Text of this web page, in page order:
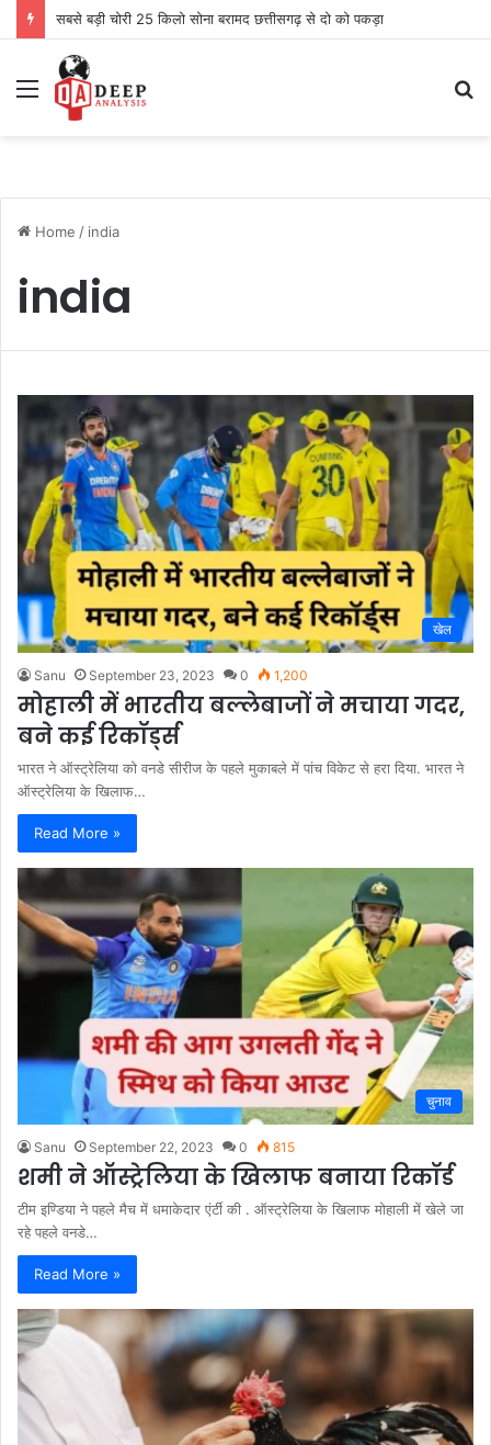
सबसे बड़ी चोरी 25 किलो सोना बरामद छत्तीसगढ़ से दो को पकड़ा
Menu
Home / india
india
खेल
Sanu September 23, 2023 0 1,200
मोहाली में भारतीय बल्लेबाजों ने मचाया गदर,
बने कई रिकॉर्ड्स
भारत ने ऑस्ट्रेलिया को वनडे सीरीज के पहले मुकाबले में पांच विकेट से हरा दिया. भारत ने
ऑस्ट्रेलिया के खिलाफ…
Read More »
चुनाव
Sanu September 22, 2023 0 815
शमी ने ऑस्ट्रेलिया के खिलाफ बनाया रिकॉर्ड
टीम इण्डिया ने पहले मैच में धमाकेदार एंर्टी की . ऑस्ट्रेलिया के खिलाफ मोहाली में खेले जा
रहे पहले वनडे…
Read More »